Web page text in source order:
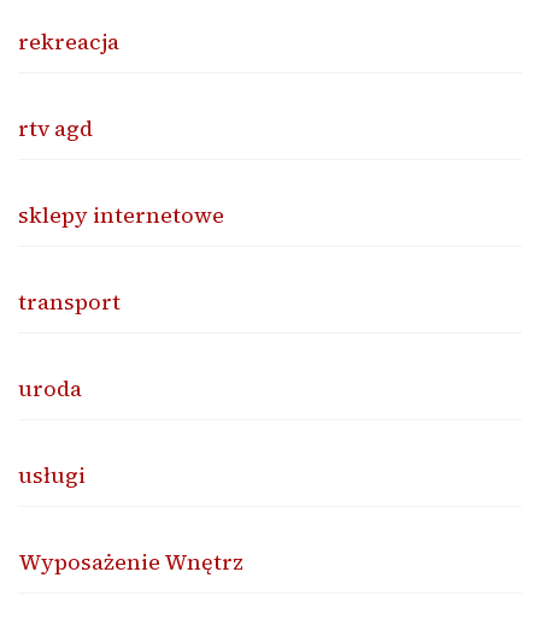
rekreacja
rtv agd
sklepy internetowe
transport
uroda
usługi
Wyposażenie Wnętrz